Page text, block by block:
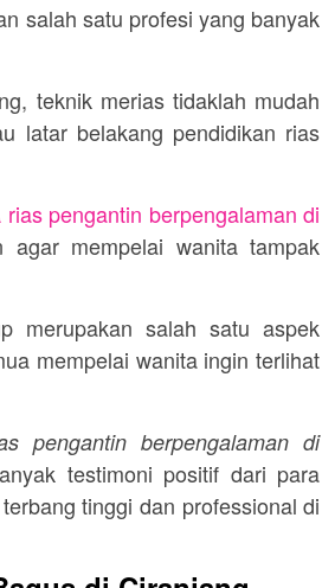
salah satu profesi yang banyak
teknik merias tidaklah mudah
latar belakang pendidikan rias
rias pengantin berpengalaman di
mempelai wanita tampak
merupakan salah satu aspek
mempelai wanita ingin terlihat
pengantin berpengalaman di
testimoni positif dari para
tinggi dan professional di